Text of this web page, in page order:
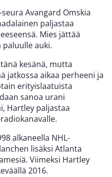
Avangard Omskia
paljastaa
Mies jättää
auki.
kesänä, mutta
jatkossa aikaa perheeni ja
erityislaatuista
sanoa urani
Hartley paljastaa
alkaneella NHL-
lisäksi Atlanta
Viimeksi Hartley
2016.